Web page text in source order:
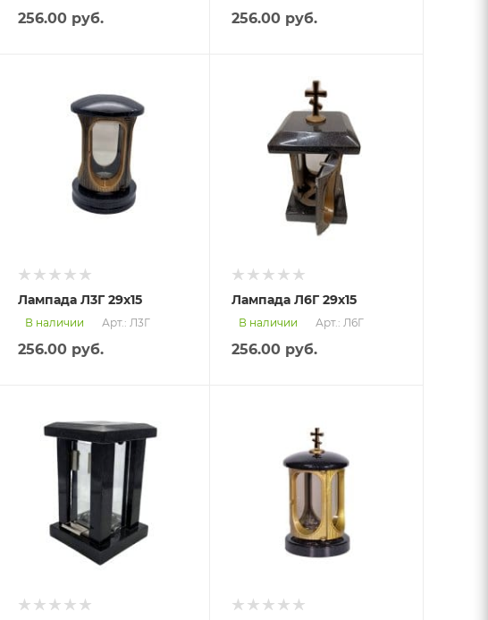
256.00руб. 256.00руб.
Лампада Л3Г 29х15
В наличии Арт.: Л3Г
256.00руб.
Лампада Л6Г 29х15
В наличии Арт.: Л6Г
256.00руб.